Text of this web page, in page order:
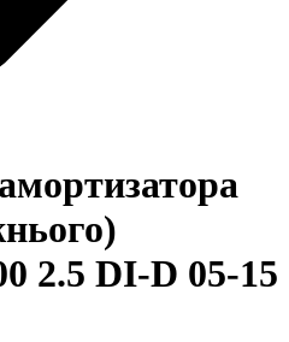
2.5 DI-D 05-15